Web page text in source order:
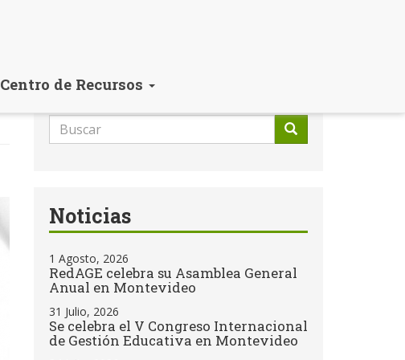
Centro de Recursos
Formulario
de
Noticias
1 Agosto, 2026
RedAGE celebra su Asamblea General
Anual en Montevideo
31 Julio, 2026
Se celebra el V Congreso Internacional
de Gestión Educativa en Montevideo